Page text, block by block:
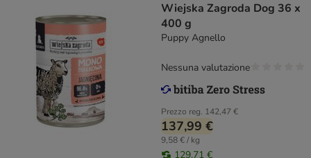
Wiejska Zagroda Dog 36 x
400 g
Puppy Agnello
Prezzo reg. 142,47 €
137,99 €
9,58 € / kg
129,71 €
Nessuna valutazione